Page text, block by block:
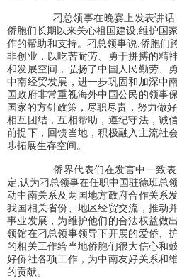
刁总领事在晚宴上发表讲话
侨胞们长期以来关心祖国建设 维护国
作的帮助和支持。刁总领事说, 侨胞们
非创业，以吃苦耐劳、勇于拼搏的精
和发展空间，弘扬了中国人民勤劳、
中南经贸发展，进一步巩固和加深中
国政府非常重视海外中国公民的领事
国家的方针政策，尽职尽责，努力做
相互团结，互相帮助，遵纪守法，诚
前提下，回馈当地，积极融入主流社
步拓展生存空间。
侨界代表们在发言中一致表
定 认为刁总领事在任职中国驻德班总
动中南关系及两国地方政府合作关系
我国相关省份、地区经贸交流，推动
事业发展，为维护他们的合法权益做
领馆在刁总领事领导下开展的爱侨、
的相关工作给当地侨胞们很大信心和
好侨社各项工作，为中南友好关系和
的贡献。